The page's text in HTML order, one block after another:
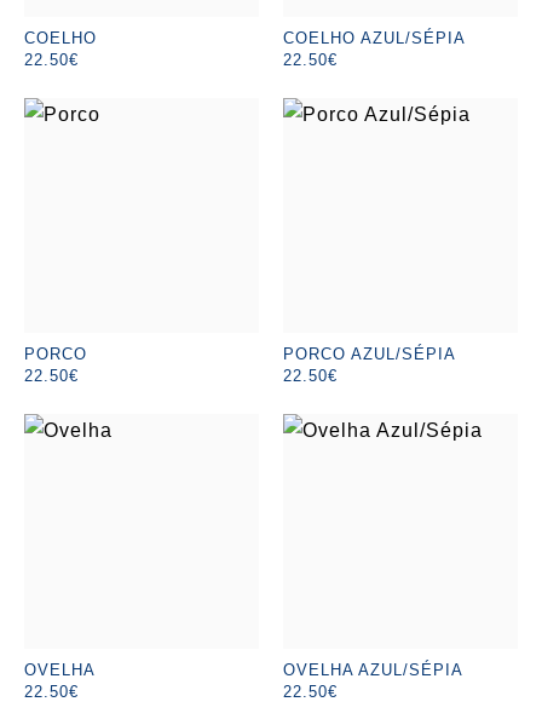
COELHO
22.50€
COELHO AZUL/SÉPIA
22.50€
PORCO
22.50€
PORCO AZUL/SÉPIA
22.50€
OVELHA
22.50€
OVELHA AZUL/SÉPIA
22.50€